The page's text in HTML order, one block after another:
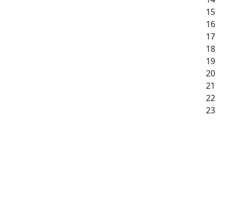
15
16
17
18
19
20
21
22
23